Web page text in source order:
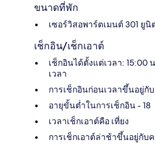
ขนาดที่พัก
เซอร์วิสอพาร์ตเมนต์ 301 ยูนิ
เช็กอิน/เช็กเอาต์
เช็กอินได้ตั้งแต่เวลา: 15:00
เวลา
การเช็กอินก่อนเวลาขึ้นอยู่กั
อายุขั้นต่ำในการเช็กอิน - 18
เวลาเช็กเอาต์คือ เที่ยง
การเช็กเอาต์ล่าช้าขึ้นอยู่กับ